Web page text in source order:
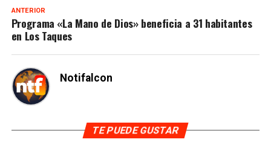
ANTERIOR
Programa «La Mano de Dios» beneficia a 31 habitantes
en Los Taques
Notifalcon
TE PUEDE GUSTAR